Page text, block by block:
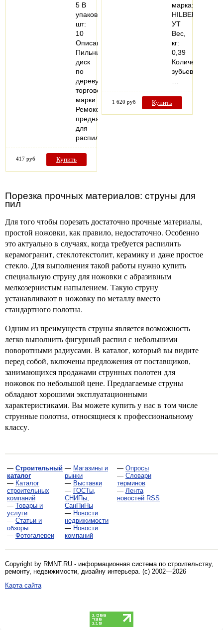
5 В
упаковке,
шт:
10
Описание:
Пильный
диск
по
дереву
торговой
марки
Ремоколор
предназначен
для
распиловки…
417 руб Купить
марка:
HILBERG
УТ
Вес,
кг:
0,39
Количество
зубьев,
1 620 руб Купить
Порезка прочных материалов: струны для
пил
Для того чтобы порезать достаточно прочные материалы,
простой ножовки, как правило, недостаточно. Особенно
это актуально в случаях, когда требуется распилить
керамогранит, стеклотекстолит, керамику и даже простое
стекло. Для выполнения такой работы нужно купить
специальную струну для ножовки с абразивным
мелкозернистым напылением. Такую струну
устанавливают в ножовку по металлу вместо
стандартного полотна.
Одним из преимуществ струны является возможность
легко выполнить фигурный распил с небольшими
поворотными радиусами. В каталог, который вы видите
перед собой, включены предложения от поставщиков,
занимающихся продажами струнных полотен для
ножовок по небольшой цене. Предлагаемые струны
обладают хорошими эксплуатационными
характеристиками. Вы можете купить у нас в том числе
струнные полотна, относящиеся к профессиональному
классу.
— Строительный
каталог
— Каталог
строительных
компаний
— Товары и
услуги
— Статьи и
обзоры
— Фотогалереи
— Магазины и
рынки
— Выставки
— ГОСТы,
СНИПы,
СанПиНы
— Новости
недвижимости
— Новости
компаний
— Опросы
— Словари
терминов
— Лента
новостей RSS
Copyright by RMNT.RU - информационная система по строительству,
ремонту, недвижимости, дизайну интерьера. (c) 2002—2026
Карта сайта